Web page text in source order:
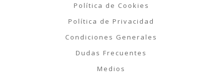
Política de Cookies
Política de Privacidad
Condiciones Generales
Dudas Frecuentes
Medios